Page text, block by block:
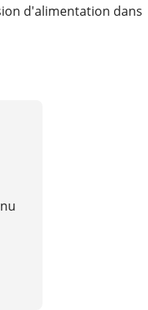
d'alimentation dans